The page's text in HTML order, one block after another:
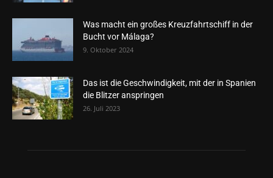
Was macht ein großes Kreuzfahrtschiff in der
Bucht vor Málaga?
9. Oktober 2024
Das ist die Geschwindigkeit, mit der in Spanien
die Blitzer anspringen
26. Juli 2023